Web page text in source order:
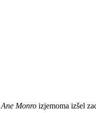
Monro izjemoma izšel